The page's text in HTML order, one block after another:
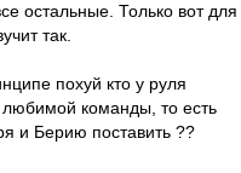
остальные. Только вот для
так.
похуй кто у руля
команды, то есть
и Берию поставить ??